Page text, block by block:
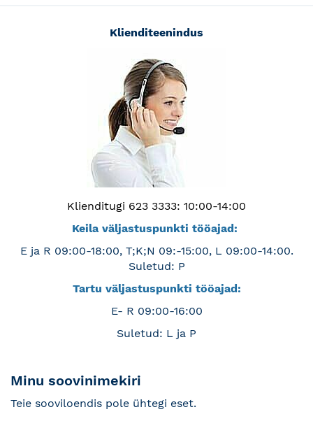
Klienditeenindus
Klienditugi 623 3333: 10:00-14:00
Keila väljastuspunkti tööajad:
E ja R 09:00-18:00, T;K;N 09:-15:00, L 09:00-14:00.
Suletud: P
Tartu väljastuspunkti tööajad:
E- R 09:00-16:00
Suletud: L ja P
Minu soovinimekiri
Teie sooviloendis pole ühtegi eset.